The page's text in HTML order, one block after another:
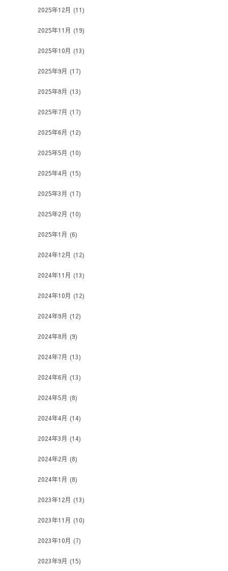
2025年12月 (11)
2025年11月 (19)
2025年10月 (13)
2025年9月 (17)
2025年8月 (13)
2025年7月 (17)
2025年6月 (12)
2025年5月 (10)
2025年4月 (15)
2025年3月 (17)
2025年2月 (10)
2025年1月 (6)
2024年12月 (12)
2024年11月 (13)
2024年10月 (12)
2024年9月 (12)
2024年8月 (9)
2024年7月 (13)
2024年6月 (13)
2024年5月 (8)
2024年4月 (14)
2024年3月 (14)
2024年2月 (8)
2024年1月 (8)
2023年12月 (13)
2023年11月 (10)
2023年10月 (7)
2023年9月 (15)